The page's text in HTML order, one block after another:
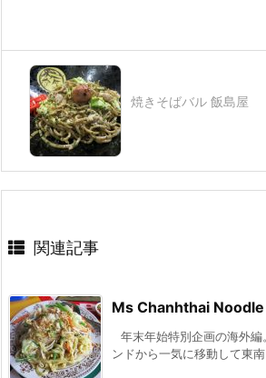
焼きそばバル 飯島屋
関連記事
Ms Chanhthai Noodle
年末年始特別企画の海外
ンドから一気に移動して東